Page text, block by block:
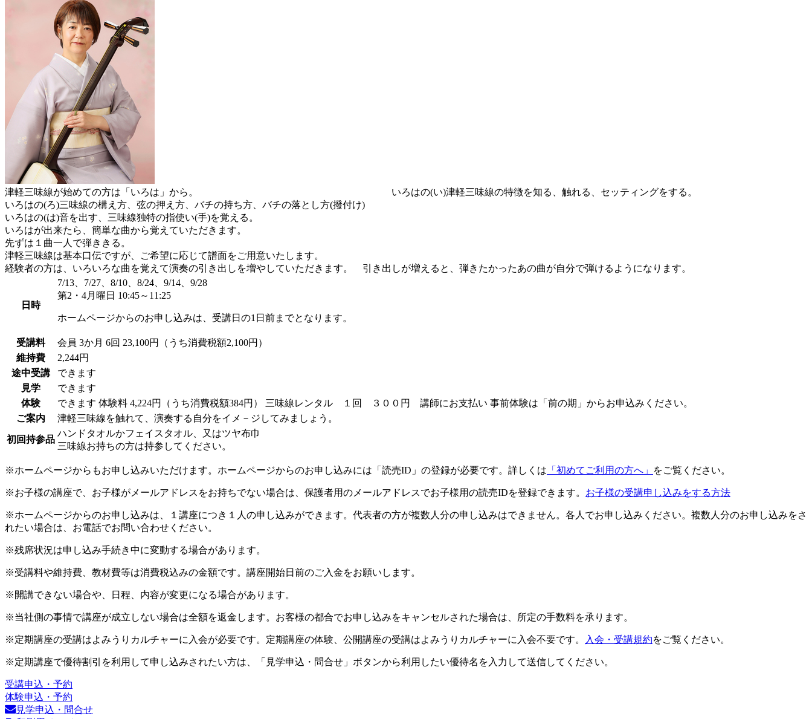
津軽三味線が始めての方は「いろは」から。 いろはの(い)津軽三味線の特徴を知る、触れる、セッティングをする。
いろはの(ろ)三味線の構え方、弦の押え方、バチの持ち方、バチの落とし方(撥付け)
いろはの(は)音を出す、三味線独特の指使い(手)を覚える。
いろはが出来たら、簡単な曲から覚えていただきます。
先ずは１曲一人で弾ききる。
津軽三味線は基本口伝ですが、ご希望に応じて譜面をご用意いたします。
経験者の方は、いろいろな曲を覚えて演奏の引き出しを増やしていただきます。 引き出しが増えると、弾きたかったあの曲が自分で弾けるようになります。
日時
7/13、7/27、8/10、8/24、9/14、9/28
第2・4月曜日 10:45～11:25
ホームページからのお申し込みは、受講日の1日前までとなります。
受講料 会員 3か月 6回 23,100円（うち消費税額2,100円）
維持費
2,244円
途中受講
できます
見学
できます
体験
できます 体験料 4,224円（うち消費税額384円） 三味線レンタル １回 ３００円 講師にお支払い 事前体験は「前の期」からお申込みください。
ご案内
津軽三味線を触れて、演奏する自分をイメ－ジしてみましょう。
初回持参品
ハンドタオルかフェイスタオル、又はツヤ布巾
三味線お持ちの方は持参してください。
※ホームページからもお申し込みいただけます。ホームページからのお申し込みには「読売ID」の登録が必要です。詳しくは 「初めてご利用の方へ」 をご覧ください。
※お子様の講座で、お子様がメールアドレスをお持ちでない場合は、保護者用のメールアドレスでお子様用の読売IDを登録できます。 お子様の受講申し込みをする方法
※ホームページからのお申し込みは、１講座につき１人の申し込みができます。代表者の方が複数人分の申し込みはできません。各人でお申し込みください。複数人分のお申し込みをさ
れたい場合は、お電話でお問い合わせください。
※残席状況は申し込み手続き中に変動する場合があります。
※受講料や維持費、教材費等は消費税込みの金額です。講座開始日前のご入金をお願いします。
※開講できない場合や、日程、内容が変更になる場合があります。
※当社側の事情で講座が成立しない場合は全額を返金します。お客様の都合でお申し込みをキャンセルされた場合は、所定の手数料を承ります。
※定期講座の受講はよみうりカルチャーに入会が必要です。定期講座の体験、公開講座の受講はよみうりカルチャーに入会不要です。 入会・受講規約をご覧ください。
※定期講座で優待割引を利用して申し込みされたい方は、「見学申込・問合せ」ボタンから利用したい優待名を入力して送信してください。
受講申込・予約
体験申込・予約
見学申込・問合せ